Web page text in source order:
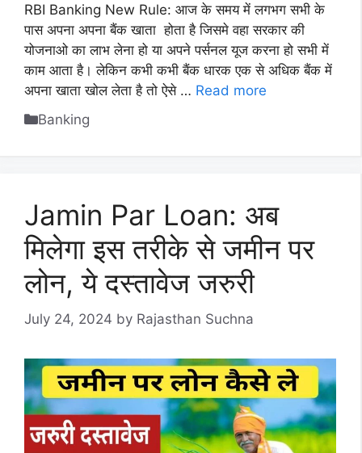
RBI Banking New Rule: आज के समय में लगभग सभी के
पास अपना अपना बैंक खाता होता है जिसमे वहा सरकार की
योजनाओ का लाभ लेना हो या अपने पर्सनल यूज करना हो सभी में
काम आता है। लेकिन कभी कभी बैंक धारक एक से अधिक बैंक में
अपना खाता खोल लेता है तो ऐसे … Read more
Categories
Banking
Jamin Par Loan: अब
मिलेगा इस तरीके से जमीन पर
लोन, ये दस्तावेज जरुरी
July 24, 2024 by Rajasthan Suchna